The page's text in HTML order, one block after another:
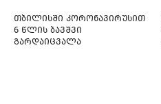
თბილისში კორონავირუსით
6 წლის ბავშვი
გარდაიცვალა